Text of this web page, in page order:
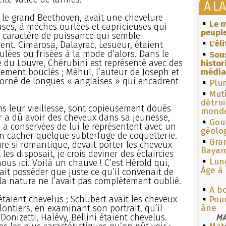
grand Beethoven, avait une chevelure
à mèches ourlées et capricieuses qui
de puissance qui semble
Cimarosa, Dalayrac, Lesueur, étaient
ou frisées à la mode d’alors. Dans le
Louvre, Chérubini est représenté avec des
bouclés ; Méhul, l’auteur de Joseph et
de longues « anglaises » qui encadrent
leur vieillesse, sont copieusement doués
dû avoir des cheveux dans sa jeunesse,
conservées de lui le représentent avec un
quelque subterfuge de coquetterie.
si romantique, devait porter les cheveux
disposait, je crois deviner des éclaircies
ici. Voilà un chauve ! C’est Hérold qui,
posséder que juste ce qu’il convenait de
nature ne l’avait pas complètement oublié.
chevelus ; Schubert avait les cheveux
en examinant son portrait, qu’il
Halévy, Bellini étaient chevelus.
À
Le
Âge
A
âne